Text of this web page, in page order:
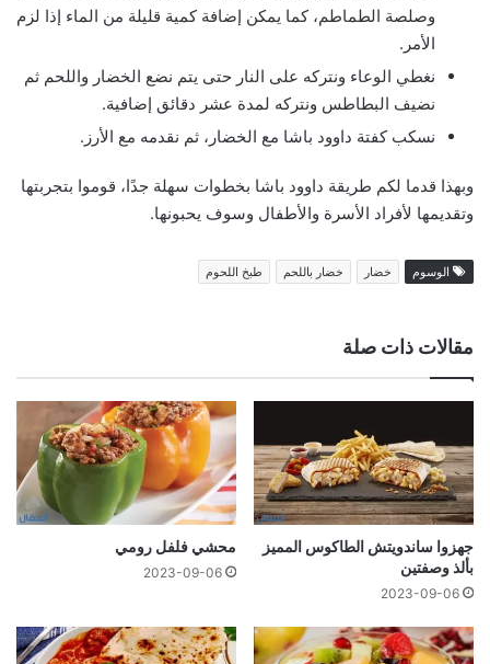
وصلصة الطماطم، كما يمكن إضافة كمية قليلة من الماء إذا لزم
الأمر.
نغطي الوعاء ونتركه على النار حتى يتم نضع الخضار واللحم ثم
نضيف البطاطس ونتركه لمدة عشر دقائق إضافية.
نسكب كفتة داوود باشا مع الخضار، ثم نقدمه مع الأرز.
وبهذا قدما لكم طريقة داوود باشا بخطوات سهلة جدًا، قوموا بتجربتها
وتقديمها لأفراد الأسرة والأطفال وسوف يحبونها.
الوسوم خضار خضار باللحم طبخ اللحوم
مقالات ذات صلة
جهزوا ساندويتش الطاكوس المميز
بألذ وصفتين
2023-09-06
محشي فلفل رومي
2023-09-06